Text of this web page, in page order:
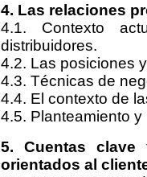
4. Las relaciones
4.1. Contexto
distribuidores.
4.2. Las posiciones
4.3. Técnicas de
4.4. El contexto de
4.5. Planteamiento
5. Cuentas clave
orientados al